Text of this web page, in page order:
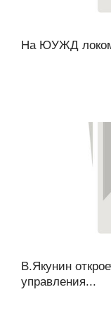
На ЮУЖД
В.Якунин
управления...